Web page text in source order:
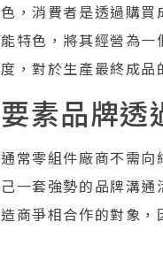
色，消費者是透過購
能特色，將其經營為
度，對於生產最終成品
要素品牌透
通常零組件廠商不需
己一套強勢的品牌溝
造商爭相合作的對象，